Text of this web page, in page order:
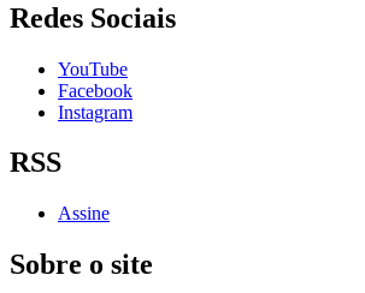
Redes Sociais
YouTube
Facebook
Instagram
RSS
Assine
Sobre o site